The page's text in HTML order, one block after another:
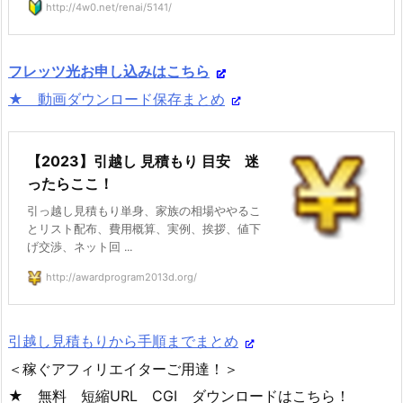
http://4w0.net/renai/5141/
フレッツ光お申し込みはこちら
★ 動画ダウンロード保存まとめ
【2023】引越し 見積もり 目安 迷
ったらここ！
引っ越し見積もり単身、家族の相場ややるこ
とリスト配布、費用概算、実例、挨拶、値下
げ交渉、ネット回 ...
http://awardprogram2013d.org/
引越し見積もりから手順までまとめ
＜稼ぐアフィリエイターご用達！＞
★ 無料 短縮URL CGI ダウンロードはこちら！